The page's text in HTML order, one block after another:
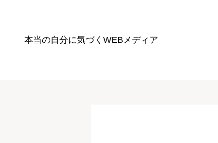
本当の自分に気づく WEBメディア